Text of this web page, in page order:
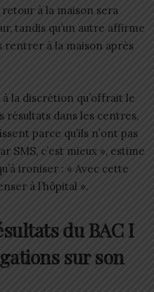
à la maison sera
tandis qu’un autre affirme
rentrer à la maison après
la discrétion qu’offrait le
résultats dans les centres,
parce qu’ils n’ont pas
SMS, c’est mieux », estime
ironiser : « Avec cette
à l’hôpital ».
du BAC I
sur son